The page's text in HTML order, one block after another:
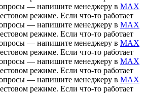
— напишите менеджеру в MAX
режиме. Если что-то работает
— напишите менеджеру в MAX
режиме. Если что-то работает
— напишите менеджеру в MAX
режиме. Если что-то работает
— напишите менеджеру в MAX
режиме. Если что-то работает
— напишите менеджеру в MAX
режиме. Если что-то работает